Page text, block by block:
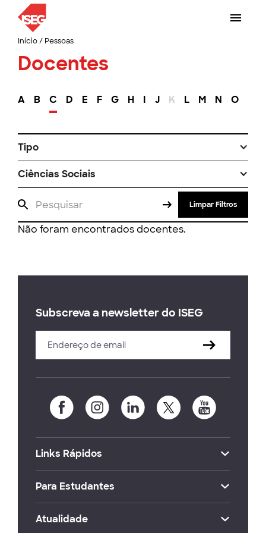
Início/ Pessoas
Docentes
A B C D E F G H I J K L M N O
Tipo
Ciências Sociais
Limpar Filtros
Não foram encontrados docentes.
Subscreva a newsletter do ISEG
Links Rápidos
Para Estudantes
Atualidade